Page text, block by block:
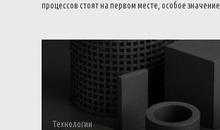
процессов стоят на первом месте, особое значение
Технологии